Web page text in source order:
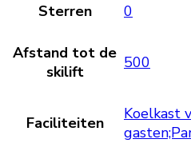
Sterren 0
Afstand tot de
skilift
500
Faciliteiten
Koelkast